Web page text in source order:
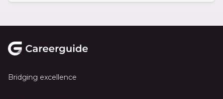
Bridging excellence